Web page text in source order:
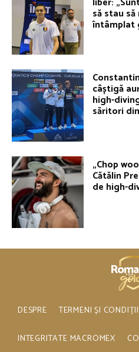
să stau
întâmplat
câștigă
high-
săritori
„Chop
Cătălin
de high-
DESPRE TERMENI ȘI CONDIȚII
INTEGRITATE MACROMEX